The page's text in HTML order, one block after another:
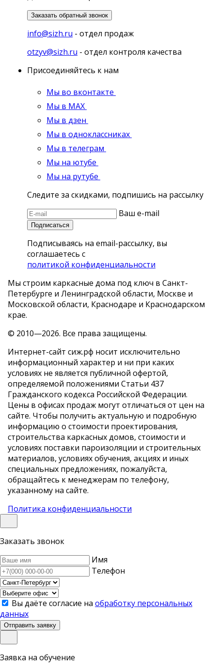
Заказать обратный звонок
info@sizh.ru - отдел продаж
otzyv@sizh.ru - отдел контроля качества
Присоединяйтесь к нам
Мы во вконтакте
Мы в MAX
Мы в дзен
Мы в одноклассниках
Мы в телеграм
Мы на ютубе
Мы на рутубе
Следите за скидками, подпишись на рассылку
Ваш e-mail
Подписаться
Подписываясь на email-рассылку, вы
соглашаетесь с
политикой конфиденциальности
Мы строим каркасные дома под ключ в Санкт-
Петербурге и Ленинградской области, Москве и
Московской области, Краснодаре и Краснодарском
крае.
© 2010—2026. Все права защищены.
Интернет-сайт сиж.рф носит исключительно
информационный характер и ни при каких
условиях не является публичной офертой,
определяемой положениями Статьи 4З7
Гражданского кодекса Российской Федерации.
Цены в офисах продаж могут отличаться от цен на
сайте. Чтобы получить актуальную и подробную
информацию о стоимости проектирования,
строительства каркасных домов, стоимости и
условиях поставки пароизоляции и строительных
материалов, условиях обучения, акциях и иных
специальных предложениях, пожалуйста,
обращайтесь к менеджерам по телефону,
указанному на сайте.
Политика конфиденциальности
Заказать звонок
Имя
Телефон
Вы даёте согласие на обработку персональных
данных
Отправить заявку
Заявка на обучение